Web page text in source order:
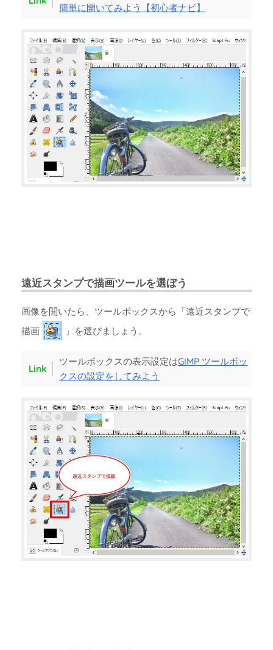
簡単に開いてみよう【初心者ナビ】
遠近スタンプで描画ツールを選ぼう
画像を開いたら、ツールボックスから「遠近スタンプで
描画
」を選びましょう。
ツールボックスの表示設定はGIMP ツールボッ
クスの設定をしてみよう